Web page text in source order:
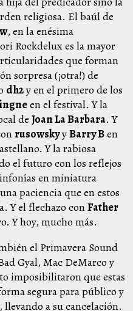
religiosa. El baúl de
, en la enésima
Rockdelux es la mayor
que forman
sorpresa (¡otra!) de
dh2y en el primero de los
en el festival. Y la
de Joan La Barbara. Y
rusowskyyBarry Ben
Y la rabiosa
el futuro con los reflejos
en miniatura
paciencia que en estos
Y el flechazo conFather
Y hoy, mucho más.
el Primavera Sound
Gyal, Mac DeMarco y
imposibilitaron que estas
segura para público y
a su cancelación.